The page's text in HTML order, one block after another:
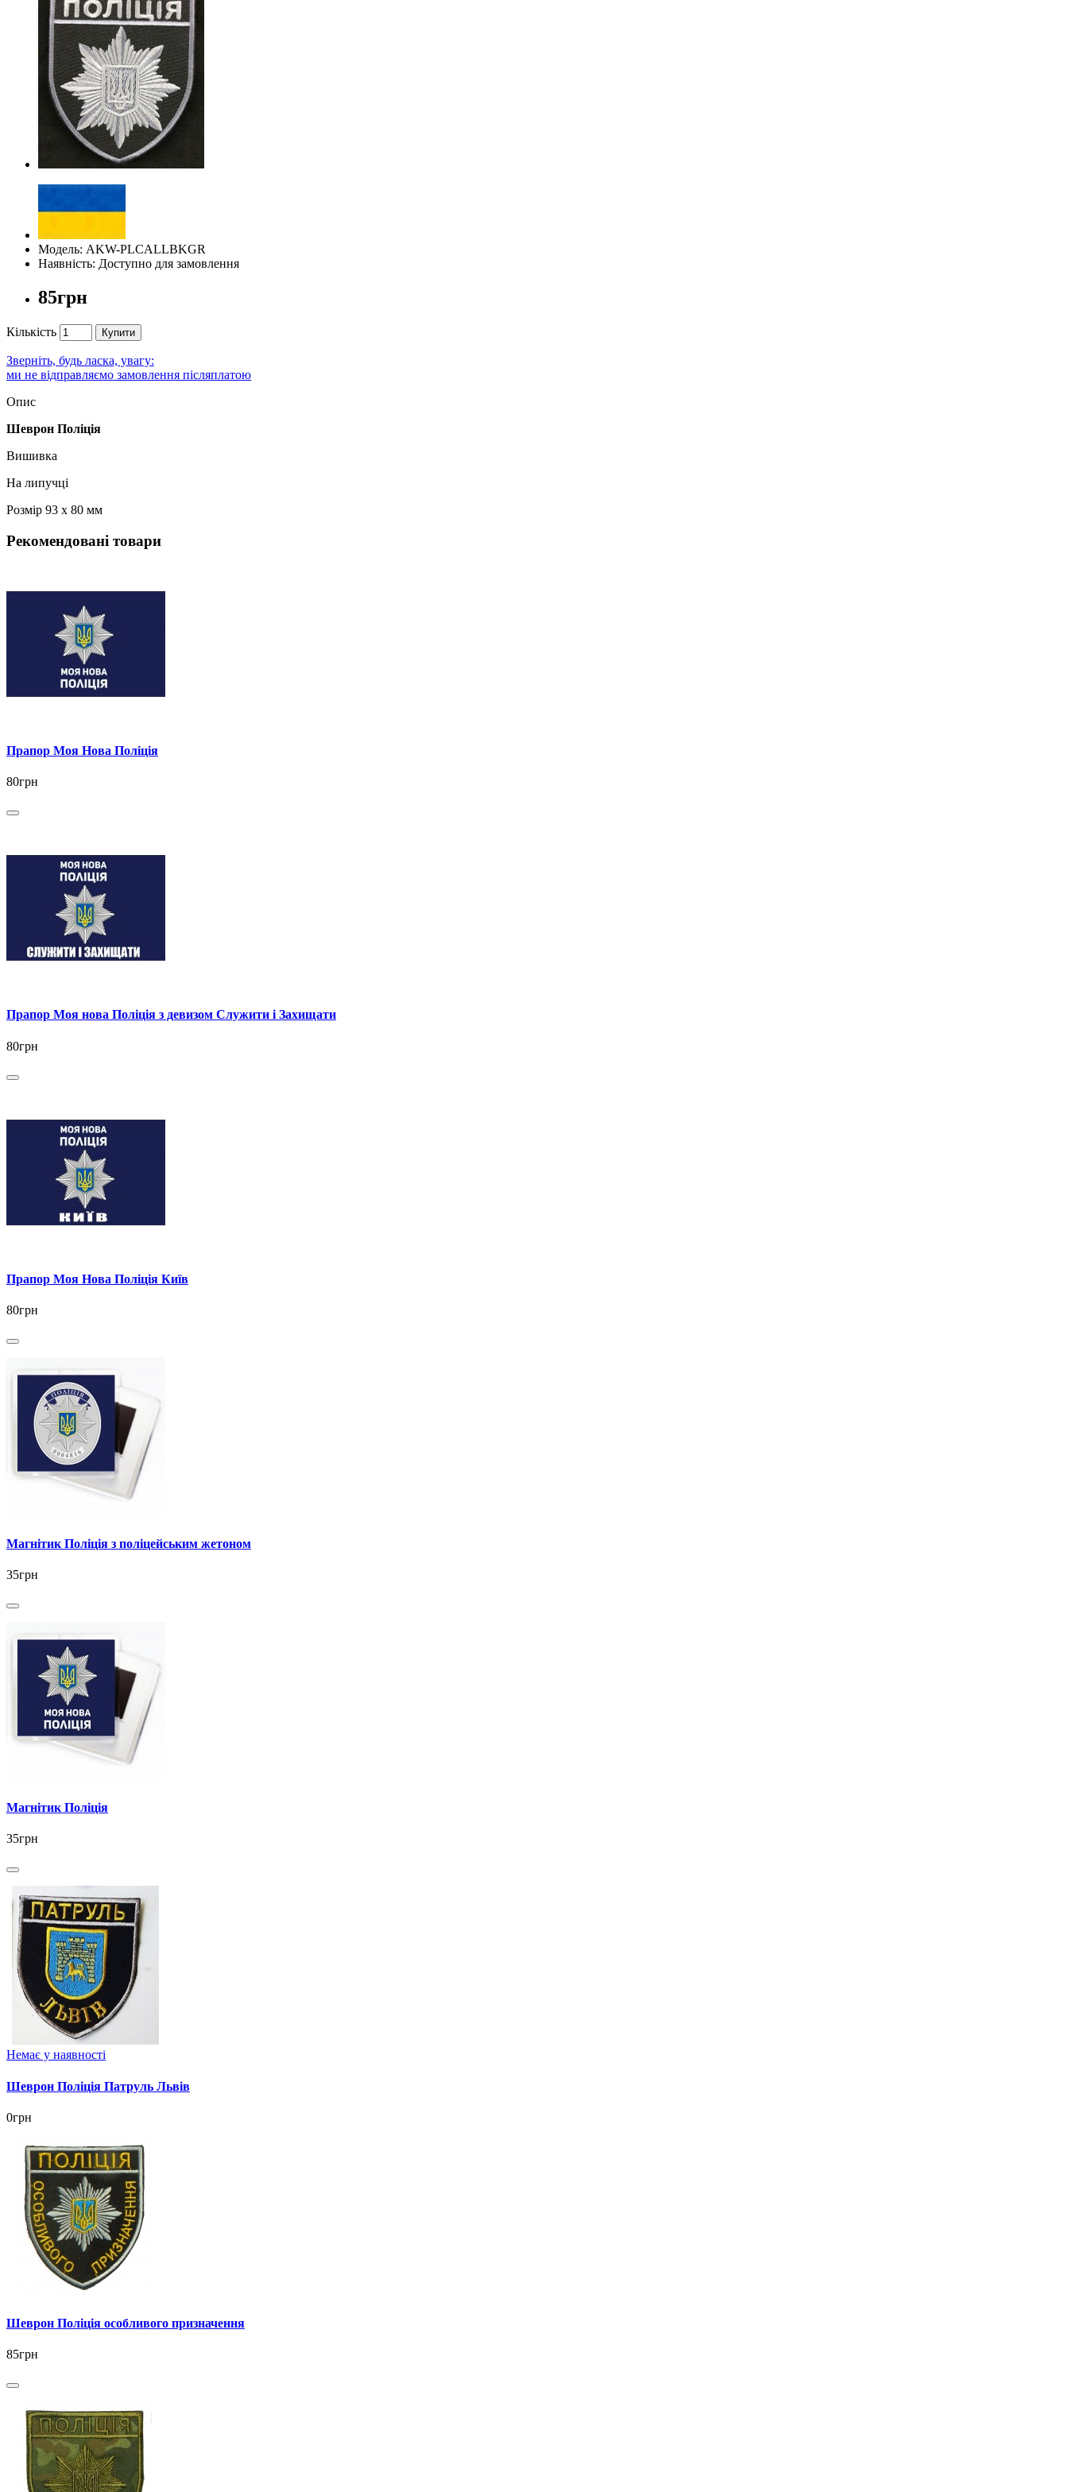
Модель: AKW-PLCALLBKGR
Наявність: Доступно для замовлення
85грн
Кількість Купити
Зверніть, будь ласка, увагу:
ми не відправляємо замовлення післяплатою
Опис
Шеврон Поліція
Вишивка
На липучці
Розмір 93 х 80 мм
Рекомендовані товари
Прапор Моя Нова Поліція
80грн
Прапор Моя нова Поліція з девизом Служити і Захищати
80грн
Прапор Моя Нова Поліція Київ
80грн
Магнітик Поліція з поліцейським жетоном
35грн
Магнітик Поліція
35грн
Немає у наявності
Шеврон Поліція Патруль Львів
0грн
Шеврон Поліція особливого призначення
85грн